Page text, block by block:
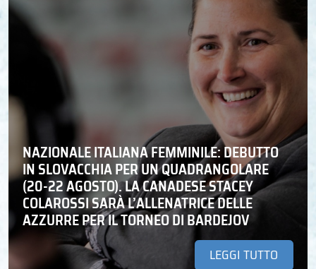
NAZIONALE ITALIANA FEMMINILE: DEBUTTO
IN SLOVACCHIA PER UN QUADRANGOLARE
(20-22 AGOSTO). LA CANADESE STACEY
COLAROSSI SARÀ L’ALLENATRICE DELLE
AZZURRE PER IL TORNEO DI BARDEJOV
LEGGI TUTTO